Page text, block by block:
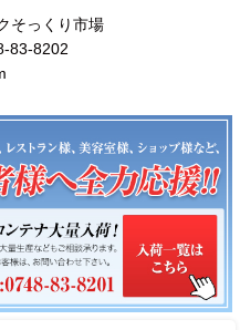
そっくり市場
83-8202